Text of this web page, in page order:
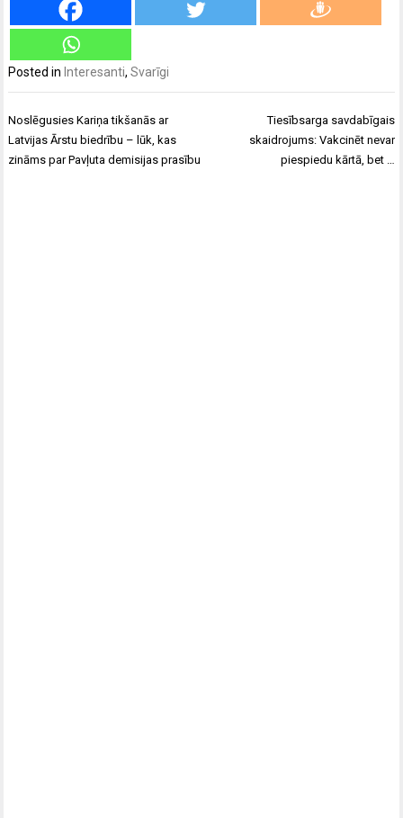
Posted in Interesanti,Svarīgi
Ziņu
izvēlne
Noslēgusies Kariņa tikšanās ar
Latvijas Ārstu biedrību – lūk, kas
zināms par Pavļuta demisijas prasību
Tiesībsarga savdabīgais
skaidrojums: Vakcinēt nevar
piespiedu kārtā, bet …